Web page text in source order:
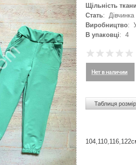
Щільність
Стать: Дівчинка
Виробництво:
В упаковці: 4